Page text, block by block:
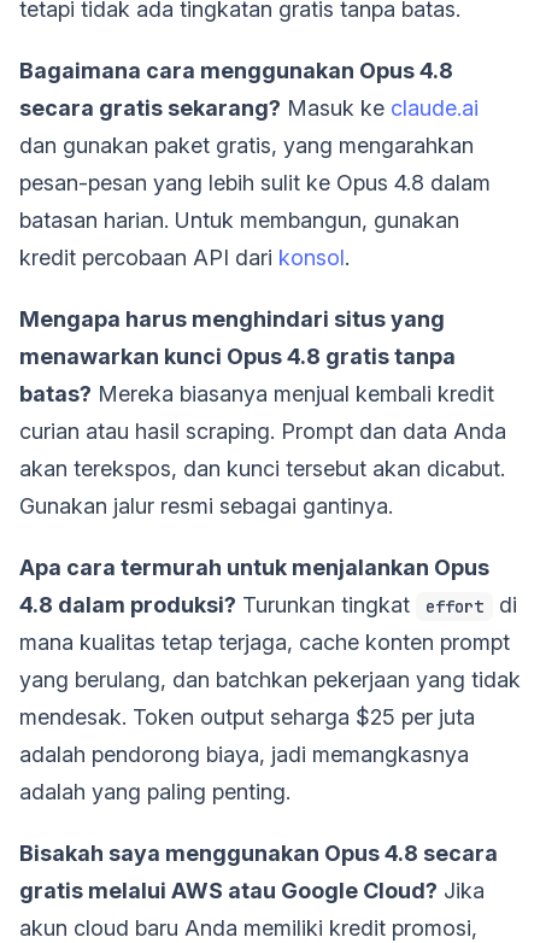
tetapi tidak ada tingkatan gratis tanpa batas.
Bagaimana cara menggunakan Opus 4.8
secara gratis sekarang? Masuk ke claude.ai
dan gunakan paket gratis, yang mengarahkan
pesan-pesan yang lebih sulit ke Opus 4.8 dalam
batasan harian. Untuk membangun, gunakan
kredit percobaan API dari konsol.
Mengapa harus menghindari situs yang
menawarkan kunci Opus 4.8 gratis tanpa
batas? Mereka biasanya menjual kembali kredit
curian atau hasil scraping. Prompt dan data Anda
akan terekspos, dan kunci tersebut akan dicabut.
Gunakan jalur resmi sebagai gantinya.
Apa cara termurah untuk menjalankan Opus
4.8 dalam produksi? Turunkan tingkat effort
di
mana kualitas tetap terjaga, cache konten prompt
yang berulang, dan batchkan pekerjaan yang tidak
mendesak. Token output seharga $25 per juta
adalah pendorong biaya, jadi memangkasnya
adalah yang paling penting.
Bisakah saya menggunakan Opus 4.8 secara
gratis melalui AWS atau Google Cloud? Jika
akun cloud baru Anda memiliki kredit promosi,